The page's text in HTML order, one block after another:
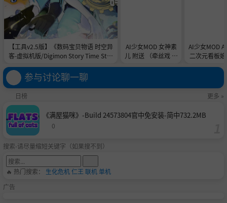
【工具v2.5版】《数码宝贝物语 时空异
客-虚拟机版/Digimon Story Time Stra
官中免安装-简中31.1GB
AI少女MOD 女神素
儿 附送 （牵丝戏 舞
AI少女MOD A
二次元看板
参与讨论聊一聊
日榜 更多 »
《满屋猫咪》-Build 24573804官中免安装-简中732.2MB
0
搜索-请尽量缩短关键字（如果搜不到）
🔥 热门搜索： 生化危机仁王 联机单机
广告